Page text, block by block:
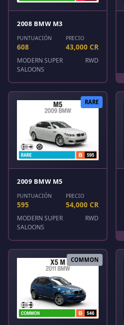
2008 BMW M3
PUNTUACIÓN
608
PRECIO
43,000 CR
MODERN SUPER
SALOONS
RWD
RARE
2009 BMW M5
PUNTUACIÓN
595
PRECIO
54,000 CR
MODERN SUPER
SALOONS
RWD
COMMON